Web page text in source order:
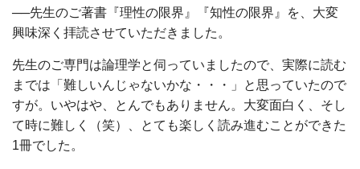
──先生のご著書『理性の限界』『知性の限界』を、大変
興味深く拝読させていただきました。
先生のご専門は論理学と伺っていましたので、実際に読む
までは「難しいんじゃないかな・・・」と思っていたので
すが。いやはや、とんでもありません。大変面白く、そし
て時に難しく（笑）、とても楽しく読み進むことができた
1冊でした。